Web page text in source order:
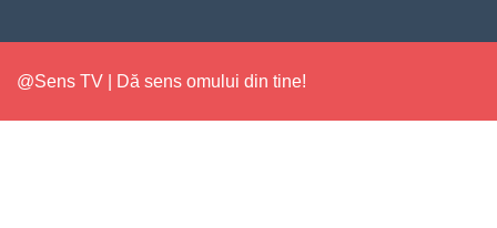
@Sens TV | Dă sens omului din tine!